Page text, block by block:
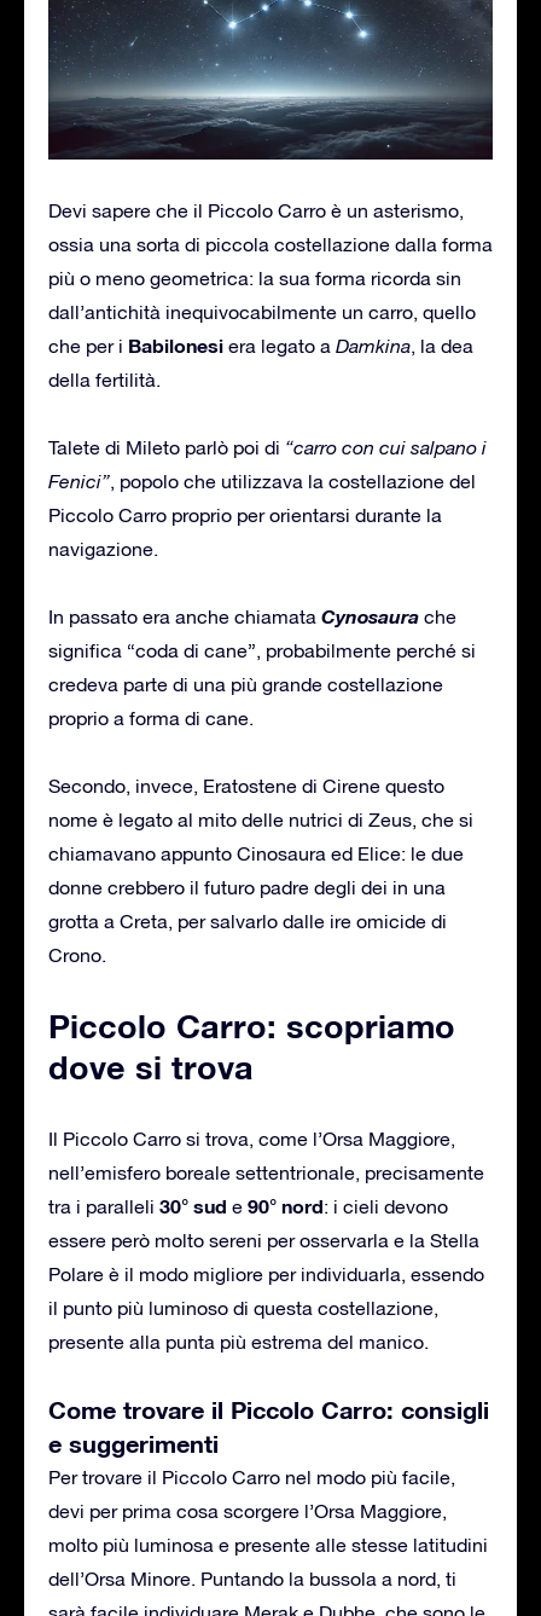
Devi sapere che il Piccolo Carro è un asterismo,
ossia una sorta di piccola costellazione dalla forma
più o meno geometrica: la sua forma ricorda sin
dall’antichità inequivocabilmente un carro, quello
che per i Babilonesi era legato a Damkina, la dea
della fertilità.
Talete di Mileto parlò poi di “carro con cui salpano i
Fenici”, popolo che utilizzava la costellazione del
Piccolo Carro proprio per orientarsi durante la
navigazione.
In passato era anche chiamata Cynosaura che
significa “coda di cane”, probabilmente perché si
credeva parte di una più grande costellazione
proprio a forma di cane.
Secondo, invece, Eratostene di Cirene questo
nome è legato al mito delle nutrici di Zeus, che si
chiamavano appunto Cinosaura ed Elice: le due
donne crebbero il futuro padre degli dei in una
grotta a Creta, per salvarlo dalle ire omicide di
Crono.
Piccolo Carro: scopriamo
dove si trova
Il Piccolo Carro si trova, come l’Orsa Maggiore,
nell’emisfero boreale settentrionale, precisamente
tra i paralleli 30° sud e 90° nord: i cieli devono
essere però molto sereni per osservarla e la Stella
Polare è il modo migliore per individuarla, essendo
il punto più luminoso di questa costellazione,
presente alla punta più estrema del manico.
Come trovare il Piccolo Carro: consigli
e suggerimenti
Per trovare il Piccolo Carro nel modo più facile,
devi per prima cosa scorgere l’Orsa Maggiore,
molto più luminosa e presente alle stesse latitudini
dell’Orsa Minore. Puntando la bussola a nord, ti